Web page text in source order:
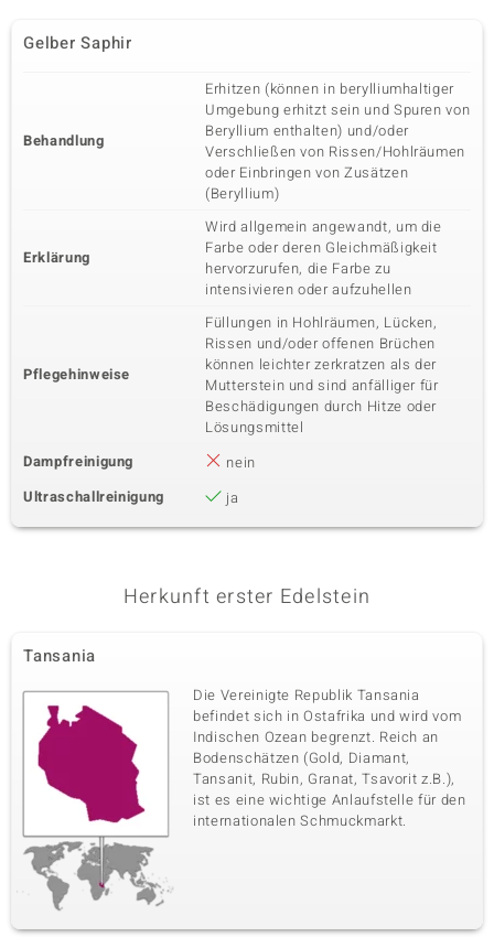
Gelber Saphir
Behandlung
Erhitzen (können in berylliumhaltiger
Umgebung erhitzt sein und Spuren von
Beryllium enthalten) und/oder
Verschließen von Rissen/Hohlräumen
oder Einbringen von Zusätzen
(Beryllium)
Erklärung
Wird allgemein angewandt, um die
Farbe oder deren Gleichmäßigkeit
hervorzurufen, die Farbe zu
intensivieren oder aufzuhellen
Pflegehinweise
Füllungen in Hohlräumen, Lücken,
Rissen und/oder offenen Brüchen
können leichter zerkratzen als der
Mutterstein und sind anfälliger für
Beschädigungen durch Hitze oder
Lösungsmittel
Dampfreinigung
nein
Ultraschallreinigung
ja
Herkunft erster Edelstein
Tansania
Die Vereinigte Republik Tansania
befindet sich in Ostafrika und wird vom
Indischen Ozean begrenzt. Reich an
Bodenschätzen (Gold, Diamant,
Tansanit, Rubin, Granat, Tsavorit z.B.),
ist es eine wichtige Anlaufstelle für den
internationalen Schmuckmarkt.